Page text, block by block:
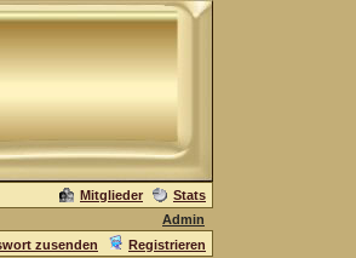
Mitglieder
Stats
Admin
zusenden Registrieren